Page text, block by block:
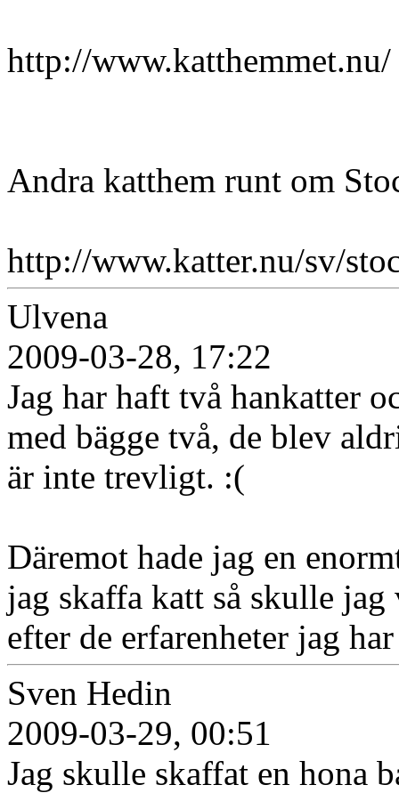
http://www.katthemmet.nu/
Andra katthem runt om
http://www.katter.nu/sv/
Ulvena
2009-03-28, 17:22
Jag har haft två hankatter
med bägge två, de blev
är inte trevligt. :(
Däremot hade jag en
jag skaffa katt så skulle jag
efter de erfarenheter jag
Sven Hedin
2009-03-29, 00:51
Jag skulle skaffat en hona